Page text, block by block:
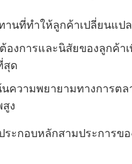
นที่ทําให้ลูกค้าเปลี่ยนแป
งการและนิสัยของลูกค้า
สุด
ความพยายามทางการต
ง
ระกอบหลักสามประการขอ